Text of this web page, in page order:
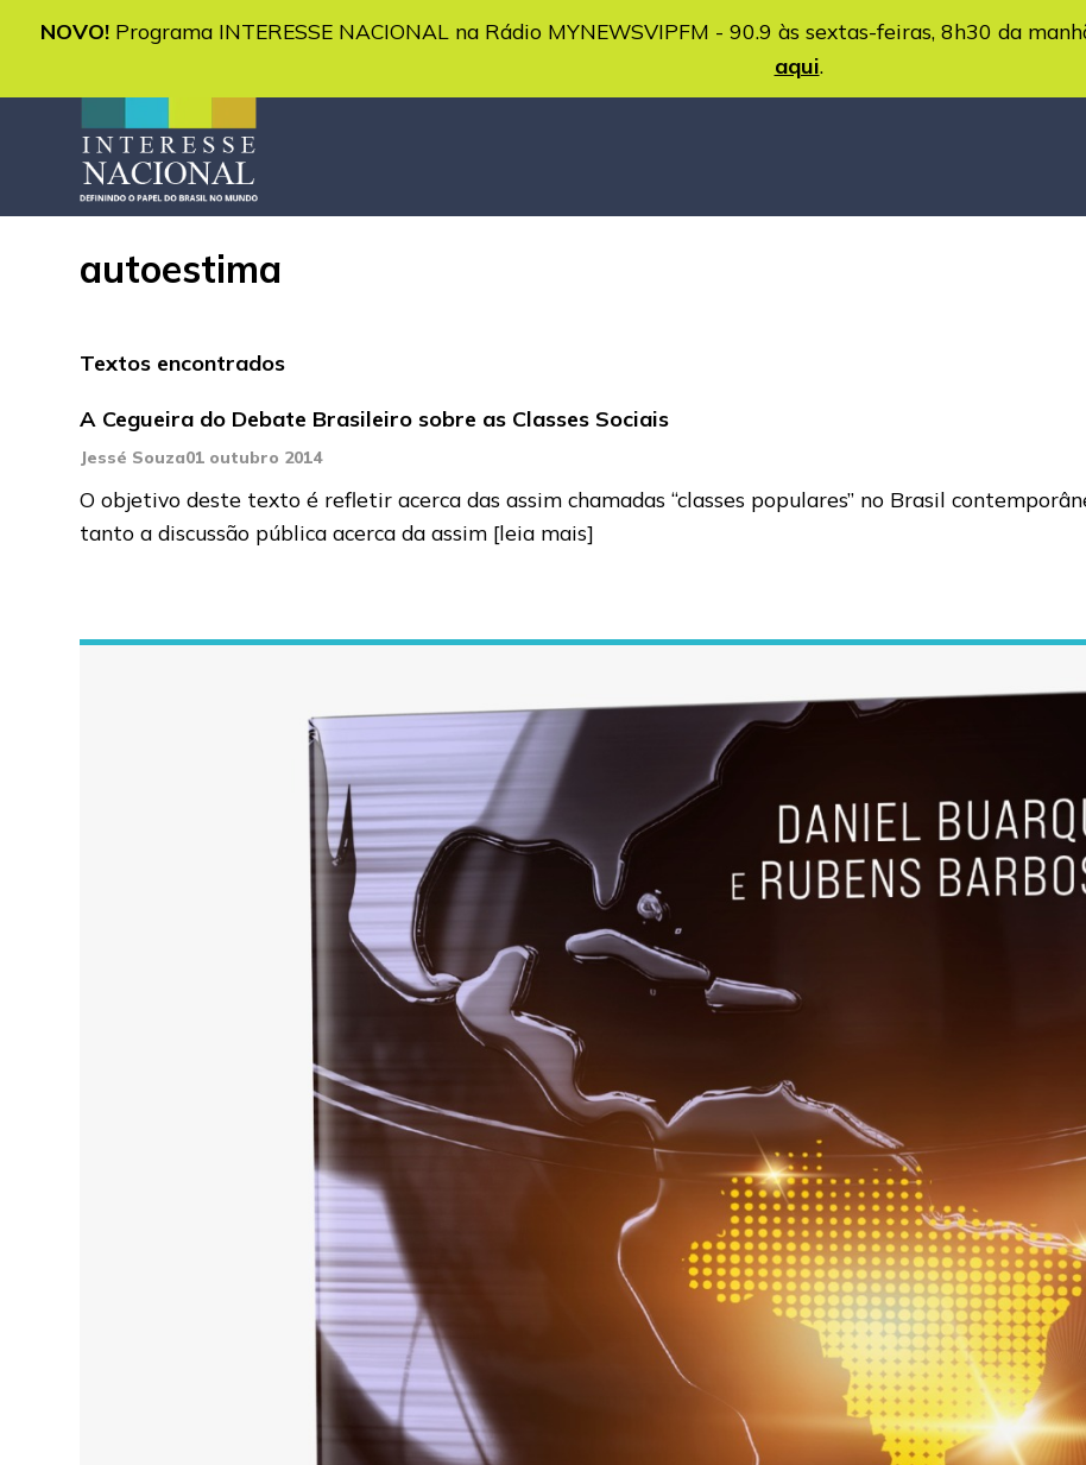
NOVO! Programa INTERESSE NACIONAL na Rádio MYNEWSVIPFM - 90.9 às sextas-feiras, 8h30 da
aqui.
autoestima
Textos encontrados
A Cegueira do Debate Brasileiro sobre as Classes Sociais
Jessé Souza01 outubro 2014
O objetivo deste texto é refletir acerca das assim chamadas “classes populares” no Brasil
tanto a discussão pública acerca da assim [leia mais]